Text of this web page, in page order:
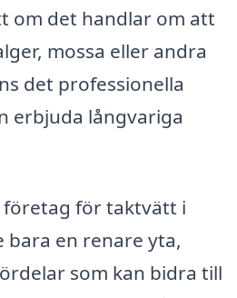
om det handlar om att
mossa eller andra
det professionella
erbjuda långvariga
för taktvätt i
bara en renare yta,
som kan bidra till